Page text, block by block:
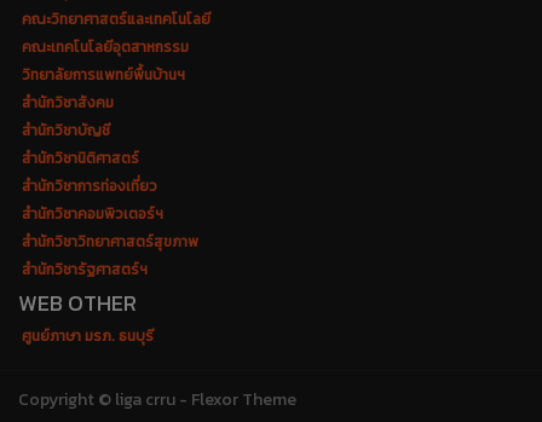
คณะวิทยาศาสตร์และเทคโนโลยี
คณะเทคโนโลยีอุตสาหกรรม
วิทยาลัยการแพทย์พื้นบ้านฯ
สำนักวิชาสังคม
สำนักวิชาบัญชี
สำนักวิชานิติศาสตร์
สำนักวิชาการท่องเที่ยว
สำนักวิชาคอมพิวเตอร์ฯ
สำนักวิชาวิทยาศาสตร์สุขภาพ
สำนักวิชารัฐศาสตร์ฯ
WEB OTHER
ศูนย์ภาษา มรภ. ธนบุรี
Copyright © liga crru - Flexor Theme